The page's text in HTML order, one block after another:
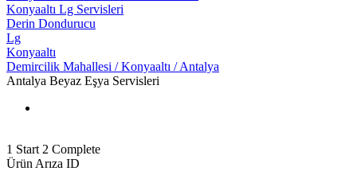
Konyaaltı Lg Servisleri
Derin Dondurucu
Lg
Konyaaltı
Demircilik Mahallesi / Konyaaltı / Antalya
Antalya Beyaz Eşya Servisleri
1 Start 2 Complete
Ürün Arıza ID